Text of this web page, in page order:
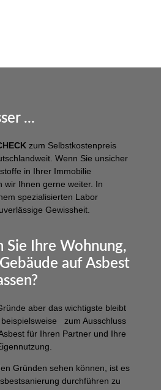
...
zum Selbstkostenpreis
Wenn Sie unsicher
in Ihrer Immobilie
wir Ihnen gerne weiter. In
spezialisierten Labor
Gewissheit.
Sie Ihre Wohnung,
auf Asbest
aber das wichtigste bleibt
zum Ausschluss
für Ihren Partner und Ihre
Gründen sehen können, ist es
durchführen zu